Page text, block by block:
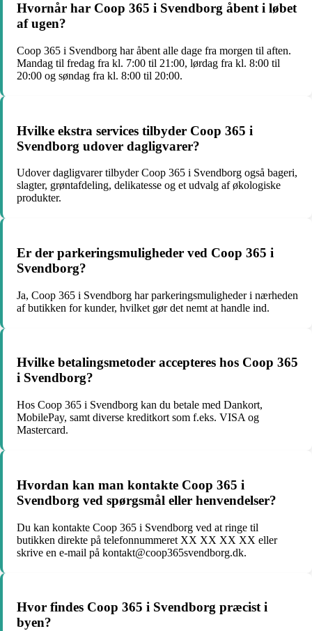
Hvornår har Coop 365 i Svendborg åbent i løbet
af ugen?
Coop 365 i Svendborg har åbent alle dage fra morgen til aften.
Mandag til fredag fra kl. 7:00 til 21:00, lørdag fra kl. 8:00 til
20:00 og søndag fra kl. 8:00 til 20:00.
Hvilke ekstra services tilbyder Coop 365 i
Svendborg udover dagligvarer?
Udover dagligvarer tilbyder Coop 365 i Svendborg også bageri,
slagter, grøntafdeling, delikatesse og et udvalg af økologiske
produkter.
Er der parkeringsmuligheder ved Coop 365 i
Svendborg?
Ja, Coop 365 i Svendborg har parkeringsmuligheder i nærheden
af butikken for kunder, hvilket gør det nemt at handle ind.
Hvilke betalingsmetoder accepteres hos Coop 365
i Svendborg?
Hos Coop 365 i Svendborg kan du betale med Dankort,
MobilePay, samt diverse kreditkort som f.eks. VISA og
Mastercard.
Hvordan kan man kontakte Coop 365 i
Svendborg ved spørgsmål eller henvendelser?
Du kan kontakte Coop 365 i Svendborg ved at ringe til
butikken direkte på telefonnummeret XX XX XX XX eller
skrive en e-mail på kontakt@coop365svendborg.dk.
Hvor findes Coop 365 i Svendborg præcist i
byen?